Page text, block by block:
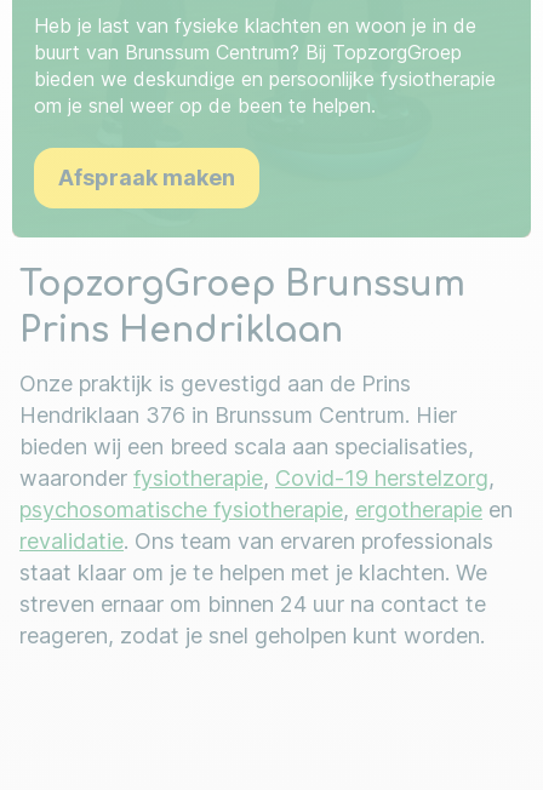
Heb je last van fysieke klachten en woon je in de
buurt van Brunssum Centrum? Bij TopzorgGroep
bieden we deskundige en persoonlijke fysiotherapie
om je snel weer op de been te helpen.
Afspraak maken
TopzorgGroep Brunssum
Prins Hendriklaan
Onze praktijk is gevestigd aan de Prins
Hendriklaan 376 in Brunssum Centrum. Hier
bieden wij een breed scala aan specialisaties,
waaronder fysiotherapie, Covid-19 herstelzorg,
psychosomatische fysiotherapie, ergotherapie en
revalidatie. Ons team van ervaren professionals
staat klaar om je te helpen met je klachten. We
streven ernaar om binnen 24 uur na contact te
reageren, zodat je snel geholpen kunt worden.